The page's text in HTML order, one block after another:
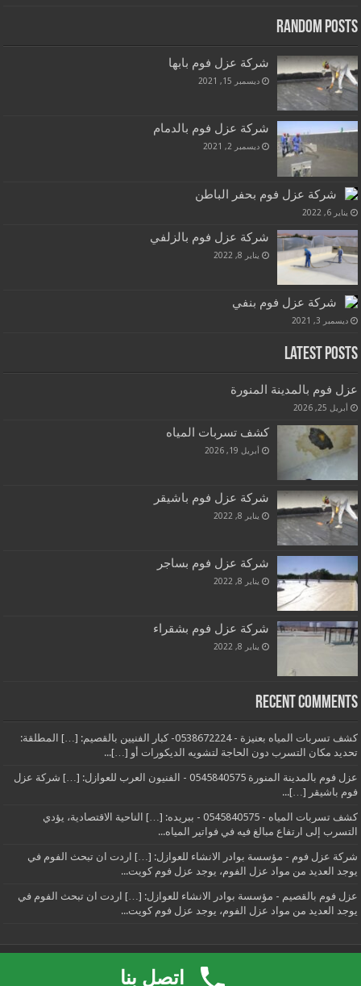
Random Posts
شركة عزل فوم بابها
ديسمبر 15, 2021
شركة عزل فوم بالدمام
ديسمبر 2, 2021
شركة عزل فوم بحفر الباطن
يناير 6, 2022
شركة عزل فوم بالزلفي
يناير 8, 2022
شركة عزل فوم بنفي
ديسمبر 3, 2021
Latest Posts
عزل فوم بالمدينة المنورة
أبريل 25, 2026
كشف تسربات المياه
أبريل 19, 2026
شركة عزل فوم باشيقر
يناير 8, 2022
شركة عزل فوم بساجر
يناير 8, 2022
شركة عزل فوم بشقراء
يناير 8, 2022
Recent Comments
كشف تسربات المياه بعنيزة - 0538672224- كبار الفنيين بالقصيم: […] المطلقة:
تحديد مكان التسرب دون الحاجة لتشويه الديكورات أو […]...
عزل فوم بالمدينة المنورة 0545840575 - الفنيون العرب للعوازل: […] شركة عزل
فوم باشيقر […]...
كشف تسربات المياه - 0545840575 - ببريده: […] الناحية الاقتصادية، يؤدي
التسرب إلى ارتفاع مبالغ فيه في فواتير المياه...
شركة عزل فوم - مؤسسة بوادر الانشاء للعوازل: […] اردت ان تبحث الفوم في
يوجد العديد من مواد عزل الفوم، يوجد عزل فوم كويت...
عزل فوم بالقصيم - مؤسسة بوادر الانشاء للعوازل: […] اردت ان تبحث الفوم في
يوجد العديد من مواد عزل الفوم، يوجد عزل فوم كويت...
الفنيون العرب
اتصل بنا